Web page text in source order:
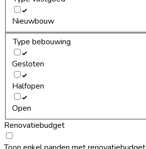
Nieuwbouw
Type bebouwing
Gesloten
Halfopen
Open
Renovatiebudget